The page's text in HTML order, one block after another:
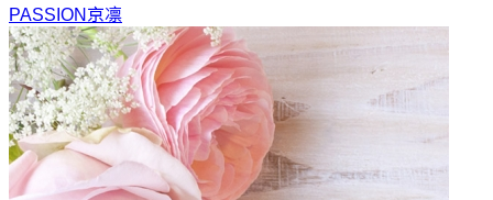
PASSION 京凛